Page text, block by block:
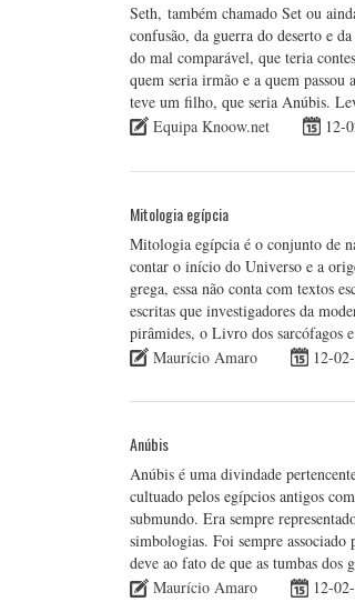
Seth, também chamado Set ou
confusão, da guerra do deserto e
do mal comparável, que teria
quem seria irmão e a quem
teve um filho, que seria Anúbis.
Equipa Knoow.net
12-
Mitologia egípcia
Mitologia egípcia é o conjunto de
contar o início do Universo e a
grega, essa não conta com textos
escritas que investigadores da
pirâmides, o Livro dos sarcófagos
Maurício Amaro
12-
Anúbis
Anúbis é uma divindade
cultuado pelos egípcios antigos
submundo. Era sempre
simbologias. Foi sempre
deve ao fato de que as tumbas
Maurício Amaro
12-